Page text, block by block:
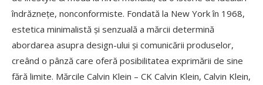
îndrăznețe, nonconformiste. Fondată la New York în 1968,
estetica minimalistă și senzuală a mărcii determină
abordarea asupra design-ului și comunicării produselor,
creând o pânză care oferă posibilitatea exprimării de sine
fără limite. Mărcile Calvin Klein – CK Calvin Klein, Calvin Klein,